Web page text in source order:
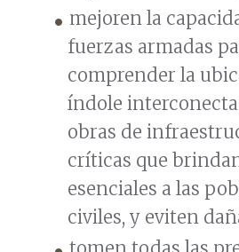
mejoren la
fuerzas armadas
comprender la
índole
obras de
críticas que
esenciales a las
civiles, y eviten